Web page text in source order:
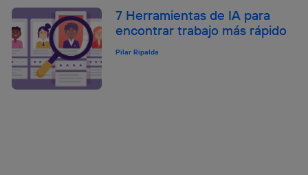
7 Herramientas de IA para
encontrar trabajo más rápido
Pilar Ripalda